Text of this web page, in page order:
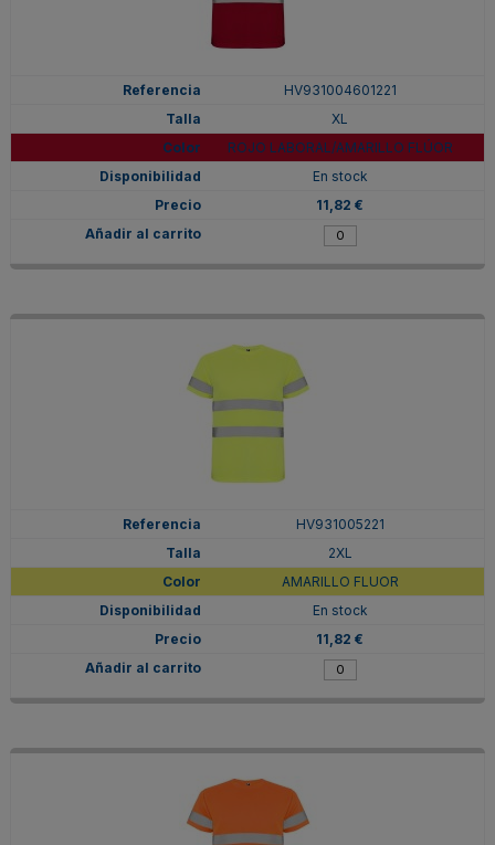
HV931004601221
XL
ROJO LABORAL/AMARILLO FLÚOR
En stock
11,82 €
HV931005221
2XL
AMARILLO FLUOR
En stock
11,82 €